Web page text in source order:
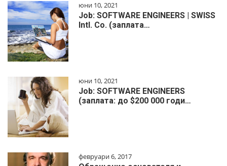
юни 10, 2021
Job: SOFTWARE ENGINEERS | SWISS
Intl. Co. (заплата…
юни 10, 2021
Job: SOFTWARE ENGINEERS
(заплата: до $200 000 годи…
февруари 6, 2017